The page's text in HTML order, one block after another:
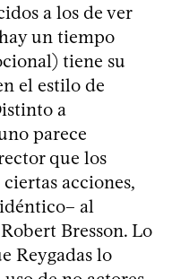
a los de ver
un tiempo
tiene su
el estilo de
a
parece
que los
acciones,
al
Bresson. Lo
Reygadas lo